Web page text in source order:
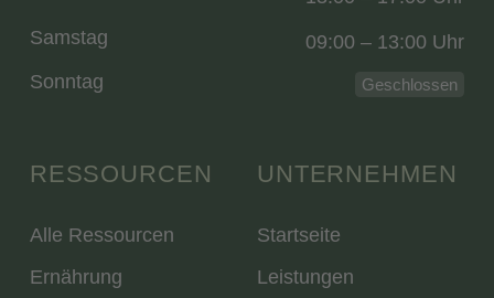
RESSOURCEN
Alle Ressourcen
Ernährung
UNTERNEHMEN
Startseite
Leistungen
Samstag
09:00 – 13:00 Uhr
Sonntag
Geschlossen